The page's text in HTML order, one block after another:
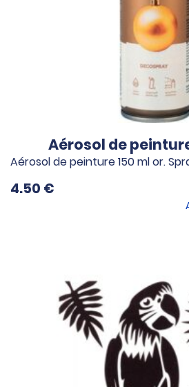
Aérosol de
Aérosol de peinture 150 ml or.
4.50 €